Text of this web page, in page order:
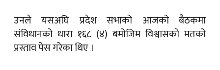
उनले यसअघि प्रदेश सभाको आजको बैठकमा
संविधानको धारा १६८ (४) बमोजिम विश्वासको मतको
प्रस्ताव पेस गरेका थिए ।